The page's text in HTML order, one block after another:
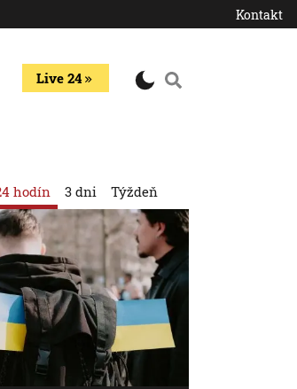
Kontakt
Live 24
hodín 3 dni Týždeň